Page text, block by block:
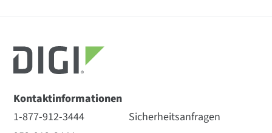
Kontaktinformationen
1-877-912-3444
Sicherheitsanfragen